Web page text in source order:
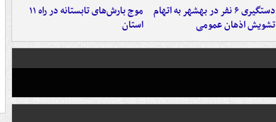
دستگیری ۶ نفر در بهشهر به اتهام
تشویش اذهان عمومی
موج بارش‌های تابستانه در راه ۱۱
استان